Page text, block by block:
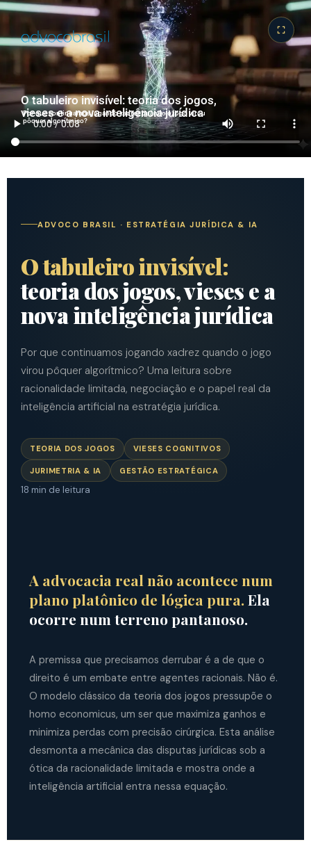
O tabuleiro invisível: teoria dos jogos,
vieses e a nova inteligência jurídica
Por que continuamos jogando xadrez quando o jogo virou
pôquer algorítmico?
ADVOCO BRASIL · ESTRATÉGIA JURÍDICA & IA
O tabuleiro invisível:
teoria dos jogos, vieses e a
nova inteligência jurídica
Por que continuamos jogando xadrez quando o jogo
virou pôquer algorítmico? Uma leitura sobre
racionalidade limitada, negociação e o papel real da
inteligência artificial na estratégia jurídica.
TEORIA DOS JOGOS VIESES COGNITIVOS
JURIMETRIA & IA GESTÃO ESTRATÉGICA
18 min de leitura
A advocacia real não acontece num
plano platônico de lógica pura. Ela
ocorre num terreno pantanoso.
A premissa que precisamos derrubar é a de que o
direito é um embate entre agentes racionais. Não é.
O modelo clássico da teoria dos jogos pressupõe o
homo economicus, um ser que maximiza ganhos e
minimiza perdas com precisão cirúrgica. Esta análise
desmonta a mecânica das disputas jurídicas sob a
ótica da racionalidade limitada e mostra onde a
inteligência artificial entra nessa equação.